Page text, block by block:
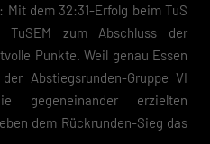
dem 32:31-Erfolg beim TuS
zum Abschluss der
Punkte. Weil genau Essen
Abstiegsrunden-Gruppe VI
gegeneinander erzielten
dem Rückrunden-Sieg das
du dich mit der Verwendung der
dich um Verständnis, dass du ohne
unser Angebot nicht nutzen
deine Zustimmung zu freiwilligen
deine Erziehungsberechtigten um